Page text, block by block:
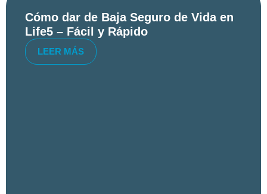
Cómo dar de Baja Seguro de Vida en
Life5 – Fácil y Rápido
LEER MÁS